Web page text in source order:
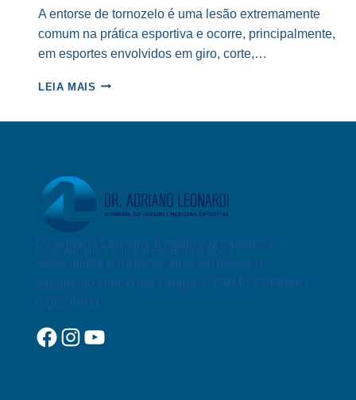
A entorse de tornozelo é uma lesão extremamente
comum na prática esportiva e ocorre, principalmente,
em esportes envolvidos em giro, corte,…
LEIA MAIS COMO
Logo Adriano Leonardi Horizontal Novo
Dr. Adriano Leonardi é médico ortopedista
especialista em joelho, atuando desde o
tratamento clínico até cirurgico. CRM/SP 99660 |
RQE 38911
Facebook
Instagram
YouTube